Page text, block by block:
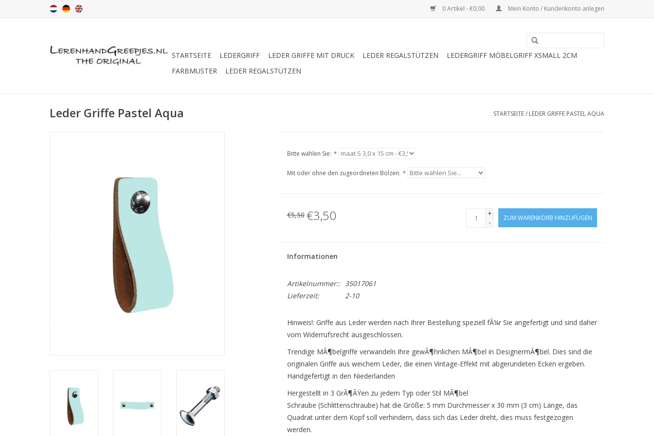
0 Artikel - €0,00 Mein Konto / Kundenkonto anlegen
STARTSEITE LEDERGRIFF LEDER GRIFFE MIT DRUCK LEDER REGALSTÜTZEN
LEDERGRIFF MÖBELGRIFF XSMALL 2CM
FARBMUSTER
LEDER REGALSTÜTZEN
Leder Griffe Pastel Aqua STARTSEITE/ LEDER GRIFFE PASTEL AQUA
Bitte wählen Sie: *
Mit oder ohne den zugeordneten Bolzen: *
€5,50 €3,50
+
-
ZUM WARENKORB HINZUFÜGEN
Informationen
Artikelnummer:: 35017061
Lieferzeit:
2-10
Hinweis!: Griffe aus Leder werden nach Ihrer Bestellung speziell fÃ¼r Sie angefertigt und sind daher
vom Widerrufsrecht ausgeschlossen.
Trendige MÃ¶belgriffe verwandeln Ihre gewÃ¶hnlichen MÃ¶bel in DesignermÃ¶bel. Dies sind die
originalen Griffe aus weichem Leder, die einen Vintage-Effekt mit abgerundeten Ecken ergeben.
Handgefertigt in den Niederlanden
Hergestellt in 3 GrÃ¶ÃŸen zu jedem Typ oder Stil MÃ¶bel
Schraube (Schlittenschraube) hat die Größe: 5 mm Durchmesser x 30 mm (3 cm) Länge, das
Quadrat unter dem Kopf soll verhindern, dass sich das Leder dreht, dies muss festgezogen
werden.